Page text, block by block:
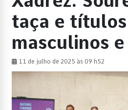
taça e títulos
masculinos
11 de julho de 2025 às 09 h52